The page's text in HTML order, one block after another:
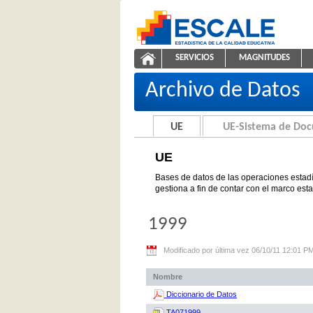
ESCALE - Unidad de
UE
NAVEGACIÓN
SERVICIOS MAGNITUDES
Archivo de Datos
UE UE-Sistema de
UE
Bases de datos de las operaciones
gestiona a fin de contar con el marco
1999
Modificado por última vez 06/10/11 12:01
Nombre
Diccionario de Datos